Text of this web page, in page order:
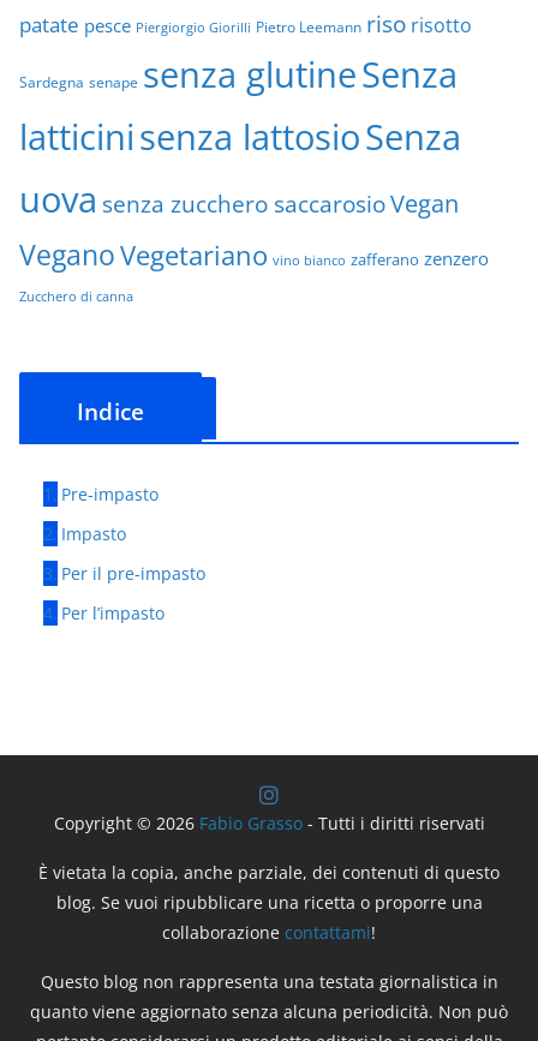
patate pesce Piergiorgio Giorilli Pietro Leemann riso risotto
Sardegna senape senza glutineSenza
latticinisenza lattosioSenza
uova senza zucchero saccarosioVegan
VeganoVegetariano vino bianco zafferano zenzero
Zucchero di canna
Indice
Pre-impasto
Impasto
Per il pre-impasto
Per l’impasto
Copyright © 2026 Fabio Grasso- Tutti i diritti riservati
È vietata la copia, anche parziale, dei contenuti di questo
blog. Se vuoi ripubblicare una ricetta o proporre una
collaborazione contattami!
Questo blog non rappresenta una testata giornalistica in
quanto viene aggiornato senza alcuna periodicità. Non può